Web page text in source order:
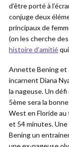
d’être porté à
conjuge deux
principaux de
(on les cherche
histoire d’amitié
Annette Bening et
incarnent Diana
la nageuse. Un
5ème sera la
West en Floride au
et 54 minutes.
Bening un